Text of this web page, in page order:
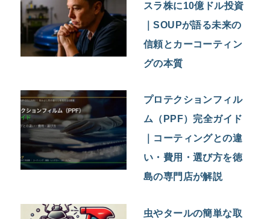
スラ株に10億ドル投資
｜SOUPが語る未来の
信頼とカーコーティン
グの本質
プロテクションフィル
ム（PPF）完全ガイド
｜コーティングとの違
い・費用・選び方を徳
島の専門店が解説
虫やタールの簡単な取